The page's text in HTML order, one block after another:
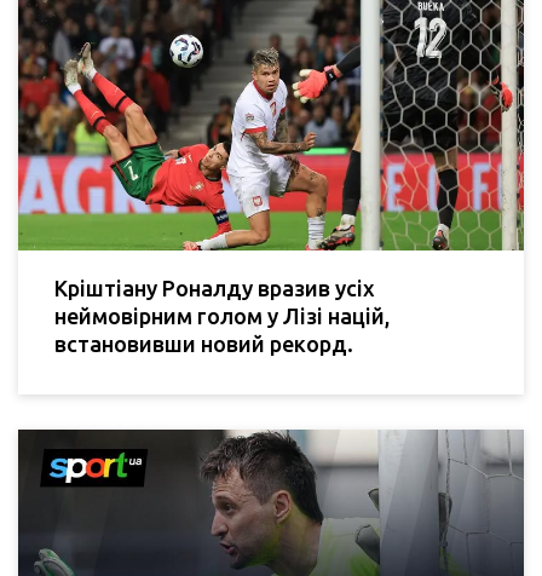
Кріштіану Роналду вразив усіх
неймовірним голом у Лізі націй,
встановивши новий рекорд.